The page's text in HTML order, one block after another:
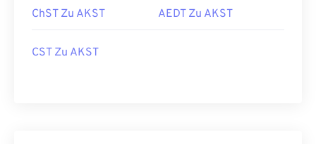
ChST Zu AKST AEDT Zu AKST
CST Zu AKST